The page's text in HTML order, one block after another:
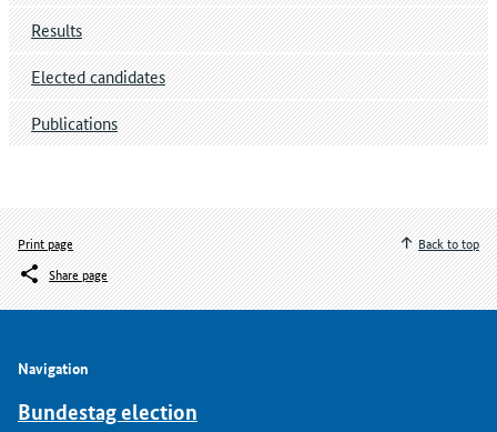
Results
Elected candidates
Publications
Print page
Share page
Back to top
Navigation
Bundestag election